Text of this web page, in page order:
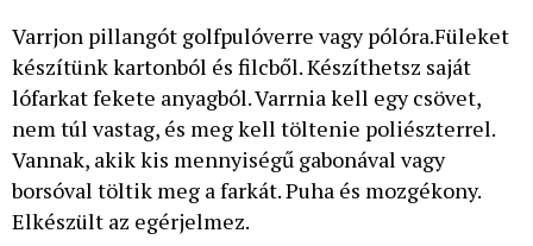
Varrjon pillangót golfpulóverre vagy pólóra.Füleket
készítünk kartonból és filcből. Készíthetsz saját
lófarkat fekete anyagból. Varrnia kell egy csövet,
nem túl vastag, és meg kell töltenie poliészterrel.
Vannak, akik kis mennyiségű gabonával vagy
borsóval töltik meg a farkát. Puha és mozgékony.
Elkészült az egérjelmez.